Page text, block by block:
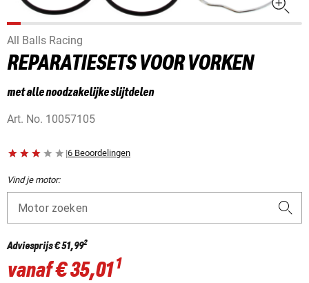
All Balls Racing
REPARATIESETS VOOR VORKEN
met alle noodzakelijke slijtdelen
Art. No. 10057105
|6 Beoordelingen
Vind je motor:
Motor zoeken
Adviesprijs€ 51,992
vanaf€ 35,011